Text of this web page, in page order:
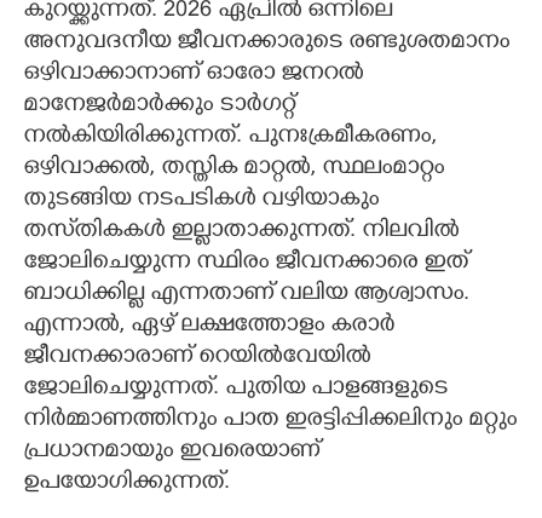
കുറയ്ക്കുന്നത്. 2026 ഏപ്രിൽ ഒന്നിലെ
അനുവദനീയ ജീവനക്കാരുടെ രണ്ടുശതമാനം
ഒഴിവാക്കാനാണ് ഓരോ ജനറൽ
മാനേജർമാർക്കും ടാർഗറ്റ്
നൽകിയിരിക്കുന്നത്. പുനഃക്രമീകരണം,
ഒഴിവാക്കൽ, തസ്തിക മാറ്റൽ, സ്ഥലംമാറ്റം
തുടങ്ങിയ നടപടികൾ വഴിയാകും
തസ്‌തികകൾ ഇല്ലാതാക്കുന്നത്. നിലവിൽ
ജോലിചെയ്യുന്ന സ്ഥിരം ജീവനക്കാരെ ഇത്
ബാധിക്കില്ല എന്നതാണ് വലിയ ആശ്വാസം.
എന്നാൽ, ഏഴ് ലക്ഷത്തോളം കരാർ
ജീവനക്കാരാണ് റെയിൽവേയിൽ
ജോലിചെയ്യുന്നത്. പുതിയ പാളങ്ങളുടെ
നിർമ്മാണത്തിനും പാത ഇരട്ടിപ്പിക്കലിനും മറ്റും
പ്രധാനമായും ഇവരെയാണ്
ഉപയോഗിക്കുന്നത്.